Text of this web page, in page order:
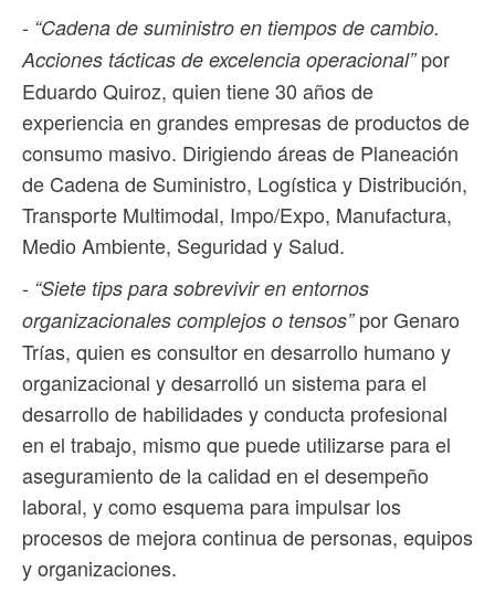
- “Cadena de suministro en tiempos de cambio.
Acciones tácticas de excelencia operacional”por
Eduardo Quiroz, quien tiene 30 años de
experiencia en grandes empresas de productos de
consumo masivo. Dirigiendo áreas de Planeación
de Cadena de Suministro, Logística y Distribución,
Transporte Multimodal, Impo/Expo, Manufactura,
Medio Ambiente, Seguridad y Salud.
- “Siete tips para sobrevivir en entornos
organizacionales complejos o tensos”por Genaro
Trías, quien es consultor en desarrollo humano y
organizacional y desarrolló un sistema para el
desarrollo de habilidades y conducta profesional
en el trabajo, mismo que puede utilizarse para el
aseguramiento de la calidad en el desempeño
laboral, y como esquema para impulsar los
procesos de mejora continua de personas, equipos
y organizaciones.